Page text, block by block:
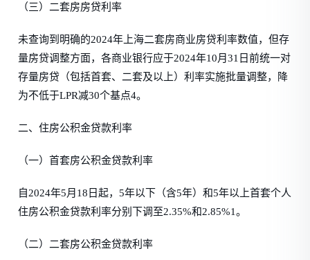
（三）二套房房贷利率
未查询到明确的2024年上海二套房商业房贷利率数值，但存
量房贷调整方面，各商业银行应于2024年10月31日前统一对
存量房贷（包括首套、二套及以上）利率实施批量调整，降
为不低于LPR减30个基点4。
二、住房公积金贷款利率
（一）首套房公积金贷款利率
自2024年5月18日起，5年以下（含5年）和5年以上首套个人
住房公积金贷款利率分别下调至2.35%和2.85%1。
（二）二套房公积金贷款利率